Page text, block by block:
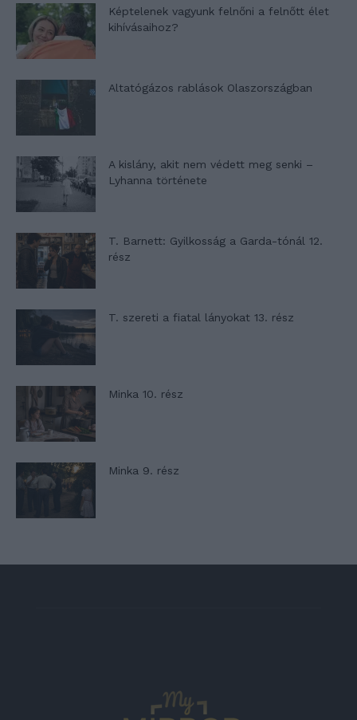
Képtelenek vagyunk felnőni a felnőtt élet
kihívásaihoz?
Altatógázos rablások Olaszországban
A kislány, akit nem védett meg senki –
Lyhanna története
T. Barnett: Gyilkosság a Garda-tónál 12.
rész
T. szereti a fiatal lányokat 13. rész
Minka 10. rész
Minka 9. rész